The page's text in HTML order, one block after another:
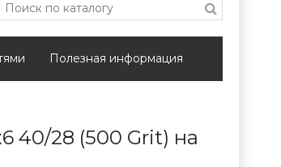
Полезная информация
40/28 (500 Grit) на